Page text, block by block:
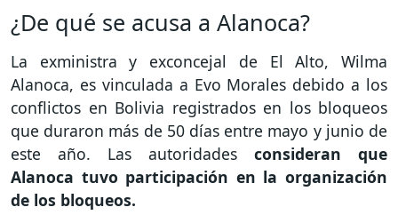
¿De qué se acusa a Alanoca?
La exministra y exconcejal de El Alto, Wilma
Alanoca, es vinculada a Evo Morales debido a los
conflictos en Bolivia registrados en los bloqueos
que duraron más de 50 días entre mayo y junio de
este año. Las autoridades consideran que
Alanoca tuvo participación en la organización
de los bloqueos.